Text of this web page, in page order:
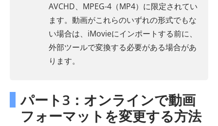
AVCHD、MPEG-4（MP4）に限定されてい
ます。動画がこれらのいずれの形式でもな
い場合は、iMovieにインポートする前に、
外部ツールで変換する必要がある場合があ
ります。
パート3：オンラインで動画
フォーマットを変更する方法